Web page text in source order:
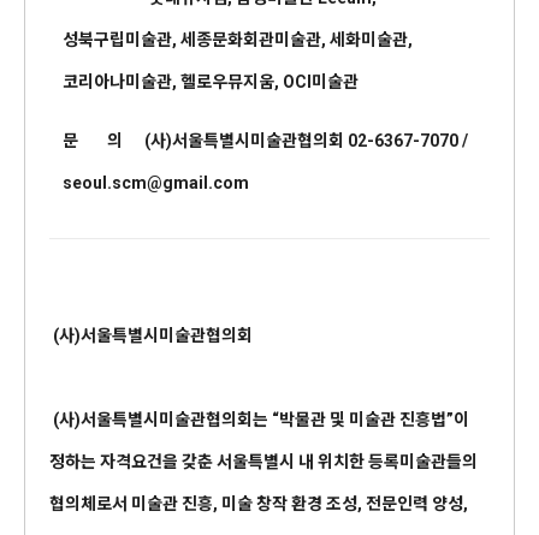
성북구립미술관, 세종문화회관미술관, 세화미술관,
코리아나미술관, 헬로우뮤지움, OCI미술관
문 의 (사)서울특별시미술관협의회 02-6367-7070 /
seoul.scm@gmail.com
(사)서울특별시미술관협의회
(사)서울특별시미술관협의회는 “박물관 및 미술관 진흥법”이
정하는 자격요건을 갖춘 서울특별시 내 위치한 등록미술관들의
협의체로서 미술관 진흥, 미술 창작 환경 조성, 전문인력 양성,